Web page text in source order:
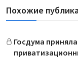
Похожие
Госдума